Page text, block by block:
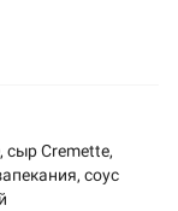
сыр Cremette,
соус